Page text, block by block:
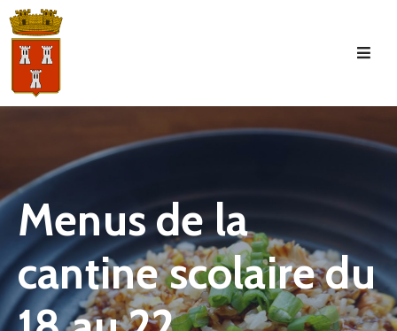
Accueil
Tourisme
Manifestations
Vie
Municipale
Services
Menus de la
cantine scolaire du